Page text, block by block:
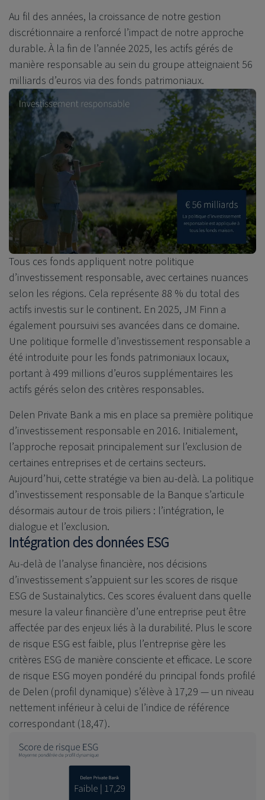
Au fil des années, la croissance de notre gestion
discrétionnaire a renforcé l’impact de notre approche
durable. À la fin de l’année 2025, les actifs gérés de
manière responsable au sein du groupe atteignaient 56
milliards d’euros via des fonds patrimoniaux.
Tous ces fonds appliquent notre politique
d’investissement responsable, avec certaines nuances
selon les régions. Cela représente 88 % du total des
actifs investis sur le continent. En 2025, JM Finn a
également poursuivi ses avancées dans ce domaine.
Une politique formelle d’investissement responsable a
été introduite pour les fonds patrimoniaux locaux,
portant à 499 millions d’euros supplémentaires les
actifs gérés selon des critères responsables.
Delen Private Bank a mis en place sa première politique
d’investissement responsable en 2016. Initialement,
l’approche reposait principalement sur l’exclusion de
certaines entreprises et de certains secteurs.
Aujourd’hui, cette stratégie va bien au-delà. La politique
d’investissement responsable de la Banque s’articule
désormais autour de trois piliers : l’intégration, le
dialogue et l’exclusion.
Intégration des données ESG
Au-delà de l’analyse financière, nos décisions
d’investissement s’appuient sur les scores de risque
ESG de Sustainalytics. Ces scores évaluent dans quelle
mesure la valeur financière d’une entreprise peut être
affectée par des enjeux liés à la durabilité. Plus le score
de risque ESG est faible, plus l’entreprise gère les
critères ESG de manière consciente et efficace. Le score
de risque ESG moyen pondéré du principal fonds profilé
de Delen (profil dynamique) s’élève à 17,29 — un niveau
nettement inférieur à celui de l’indice de référence
correspondant (18,47).